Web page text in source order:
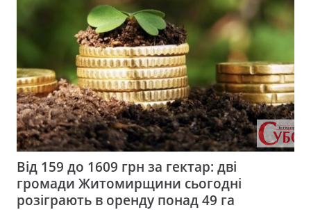
Від 159 до 1609 грн за гектар: дві
громади Житомирщини сьогодні
розіграють в оренду понад 49 га